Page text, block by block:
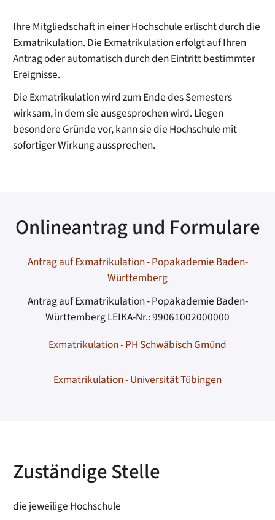
Ihre Mitgliedschaft in einer Hochschule erlischt durch die
Exmatrikulation. Die Exmatrikulation erfolgt auf Ihren
Antrag oder automatisch durch den Eintritt bestimmter
Ereignisse.
Die Exmatrikulation wird zum Ende des Semesters
wirksam, in dem sie ausgesprochen wird. Liegen
besondere Gründe vor, kann sie die Hochschule mit
sofortiger Wirkung aussprechen.
Onlineantrag und Formulare
Antrag auf Exmatrikulation - Popakademie Baden-
Württemberg
Antrag auf Exmatrikulation - Popakademie Baden-
Württemberg LEIKA-Nr.: 99061002000000
Exmatrikulation - PH Schwäbisch Gmünd
Exmatrikulation - Universität Tübingen
Zuständige Stelle
die jeweilige Hochschule